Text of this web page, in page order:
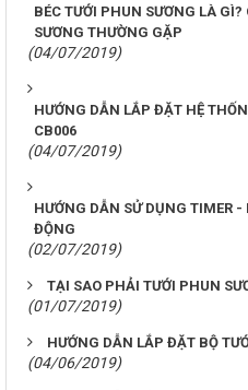
BÉC TƯỚI PHUN SƯƠNG LÀ
SƯƠNG THƯỜNG GẶP
(04/07/2019)
HƯỚNG DẪN LẮP ĐẶT HỆ
CB006
(04/07/2019)
HƯỚNG DẪN SỬ DỤNG TIMER
ĐỘNG
(02/07/2019)
TẠI SAO PHẢI TƯỚI PHUN
(01/07/2019)
HƯỚNG DẪN LẮP ĐẶT BỘ
(04/06/2019)